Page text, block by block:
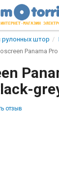
рулонных штор
Panama
отзыв